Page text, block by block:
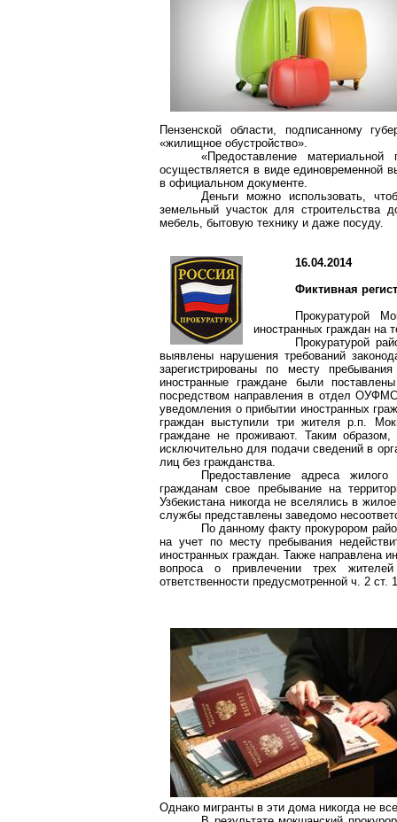
Пензенской области, подписанному
«жилищное обустройство».
«Предоставление
осуществляется в виде единовременной
в официальном документе.
Деньги можно использовать,
земельный участок для строительства
мебель, бытовую технику и даже посуду.
16.04.2014
Фиктивная
Прокуратурой
иностранных граждан на
Прокуратурой
выявлены нарушения требований
зарегистрированы по месту
иностранные граждане были
посредством направления в отдел ОУФМС
уведомления о прибытии иностранных
граждан выступили три жителя р.п.
граждане не проживают. Таким
исключительно для подачи сведений в
лиц без гражданства.
Предоставление адреса
гражданам свое пребывание на
Узбекистана никогда не вселялись в
службы представлены заведомо
По данному факту прокурором
на учет по месту пребывания
иностранных граждан. Также
вопроса о привлечении трех
ответственности предусмотренной ч. 2 ст.
Однако мигранты в эти дома никогда не